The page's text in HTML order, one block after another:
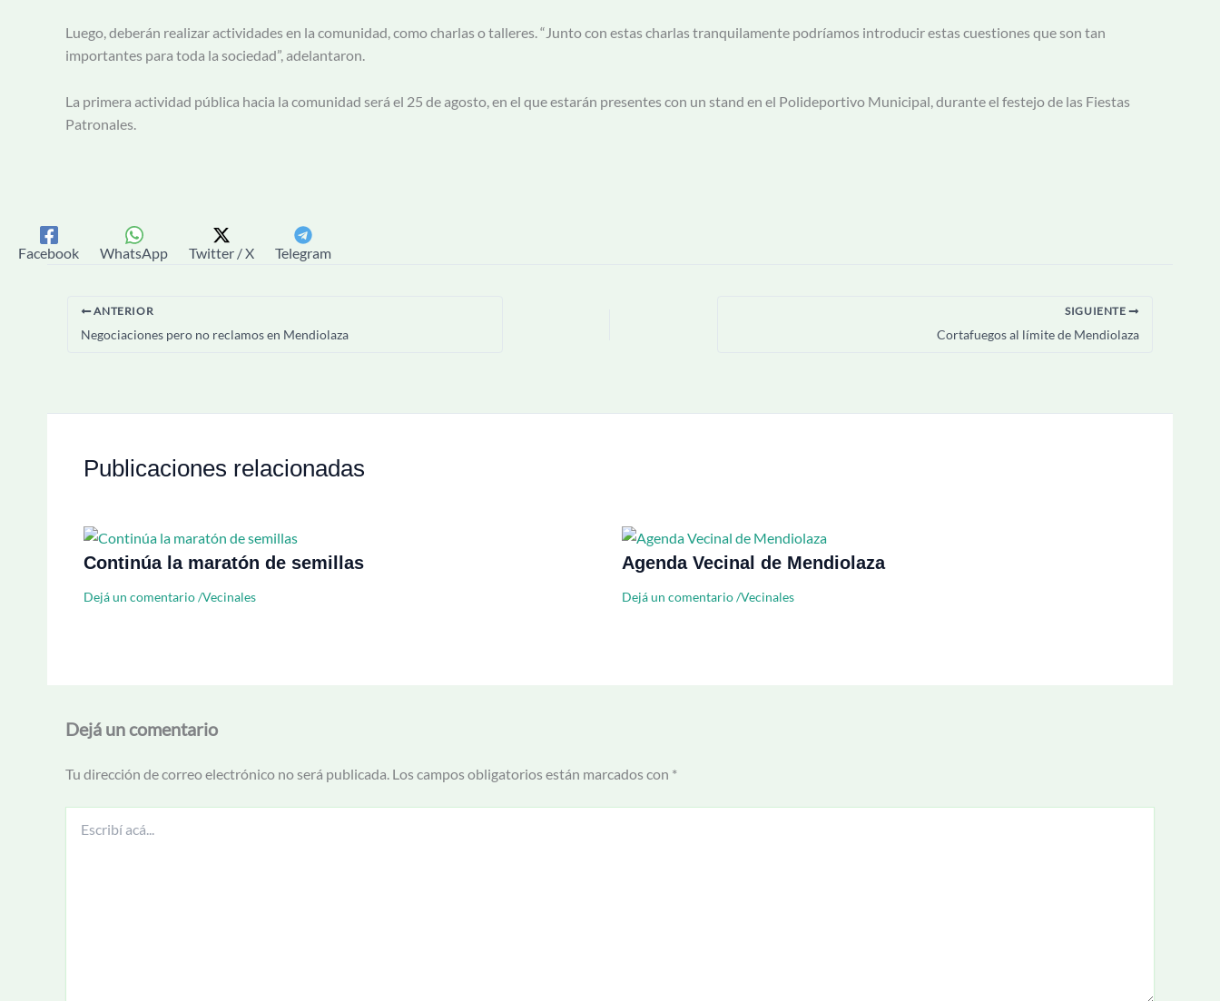
Luego, deberán realizar actividades en la comunidad, como charlas o talleres. “Junto con estas charlas tranquilamente podríamos introducir estas cuestiones que son tan
importantes para toda la sociedad”, adelantaron.
La primera actividad pública hacia la comunidad será el 25 de agosto, en el que estarán presentes con un stand en el Polideportivo Municipal, durante el festejo de las Fiestas
Patronales.
Facebook WhatsApp Twitter / X Telegram
ANTERIOR
Negociaciones pero no reclamos en Mendiolaza
SIGUIENTE
Cortafuegos al límite de Mendiolaza
Publicaciones relacionadas
Continúa la maratón de semillas
Dejá un comentario/Vecinales
Agenda Vecinal de Mendiolaza
Dejá un comentario /Vecinales
Dejá un comentario
Tu dirección de correo electrónico no será publicada. Los campos obligatorios están marcados con *
acá...